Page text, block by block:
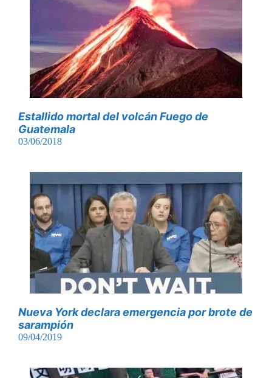
Estallido mortal del volcán Fuego de
Guatemala
03/06/2018
Nueva York declara emergencia por brote de
sarampión
09/04/2019